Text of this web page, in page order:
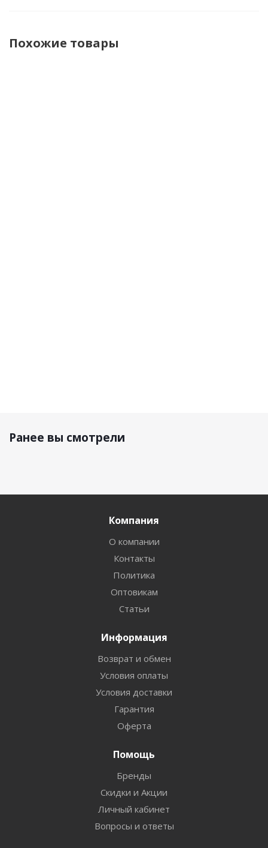
Похожие товары
Ранее вы смотрели
Компания
О компании
Контакты
Политика
Оптовикам
Статьи
Информация
Возврат и обмен
Условия оплаты
Условия доставки
Гарантия
Оферта
Помощь
Бренды
Скидки и Акции
Личный кабинет
Вопросы и ответы